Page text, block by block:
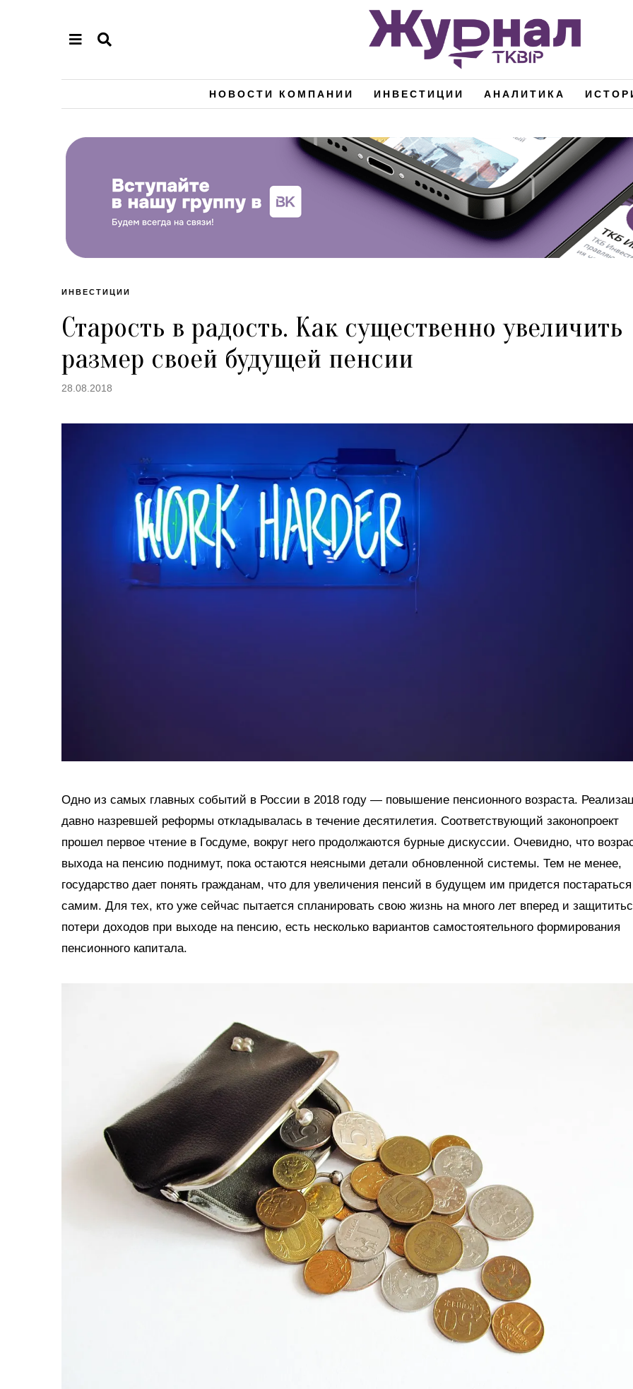
НОВОСТИ КОМПАНИИ ИНВЕСТИЦИИ АНАЛИТИКА
ИНВЕСТИЦИИ
Старость в радость. Как существенно увеличить
размер своей будущей пенсии
28.08.2018
Одно из самых главных событий в России в 2018 году — повышение пенсионного возраста.
давно назревшей реформы откладывалась в течение десятилетия. Соответствующий законопроект
прошел первое чтение в Госдуме, вокруг него продолжаются бурные дискуссии. Очевидно, что
выхода на пенсию поднимут, пока остаются неясными детали обновленной системы. Тем не менее,
государство дает понять гражданам, что для увеличения пенсий в будущем им придется
самим. Для тех, кто уже сейчас пытается спланировать свою жизнь на много лет вперед и
потери доходов при выходе на пенсию, есть несколько вариантов самостоятельного формирования
пенсионного капитала.